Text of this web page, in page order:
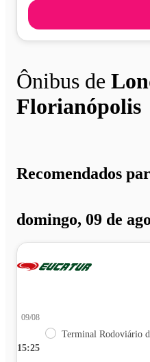
Ônibus de
Florianópolis
Recomendados
domingo, 09 de
15:25
09/08
Terminal Rodoviário